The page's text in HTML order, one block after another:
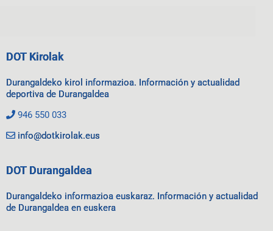
DOT Kirolak
Durangaldeko kirol informazioa. Información y actualidad
deportiva de Durangaldea
946 550 033
info@dotkirolak.eus
DOT Durangaldea
Durangaldeko informazioa euskaraz. Información y actualidad
de Durangaldea en euskera